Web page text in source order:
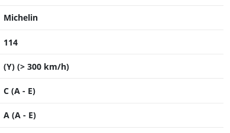
Michelin
114
(Y) (> 300 km/h)
C (A - E)
A (A - E)